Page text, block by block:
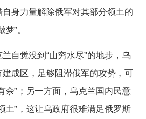
身力量解除俄军对其部分领土的
”。
觉没到“山穷水尽”的地步，乌
成区，足够阻滞俄军的攻势，可
余”；另一方面，乌克兰国内民意
土”，这让乌政府很难满足俄罗斯